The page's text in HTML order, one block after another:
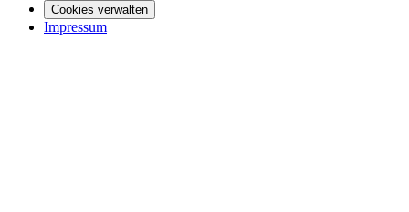
Cookies verwalten
Impressum